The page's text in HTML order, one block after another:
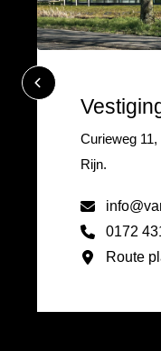
Curieweg
Rijn.
0172
Route